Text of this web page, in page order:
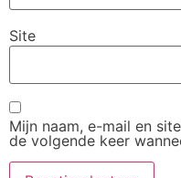
Site
Mijn naam, e-mail en
de volgende keer